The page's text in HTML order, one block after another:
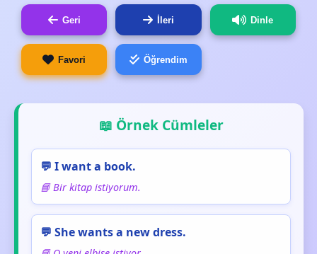
Geri İleri Dinle
Favori Öğrendim
📖 Örnek Cümleler
💬 I want a book.
📘 Bir kitap istiyorum.
💬 She wants a new dress.